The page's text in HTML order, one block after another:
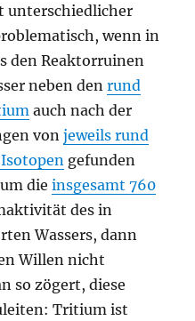
unterschiedlicher
wenn in
den Reaktorruinen
neben denrund
auch nach der
vonjeweils rund
gefunden
um dieinsgesamt 760
des in
Wassers, dann
Willen nicht
so zögert, diese
Tritium ist